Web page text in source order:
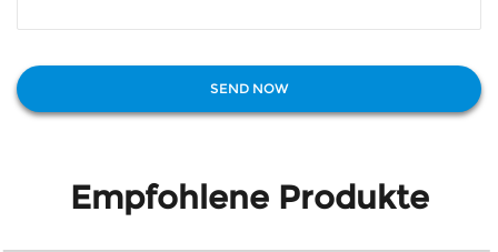
Empfohlene Produkte